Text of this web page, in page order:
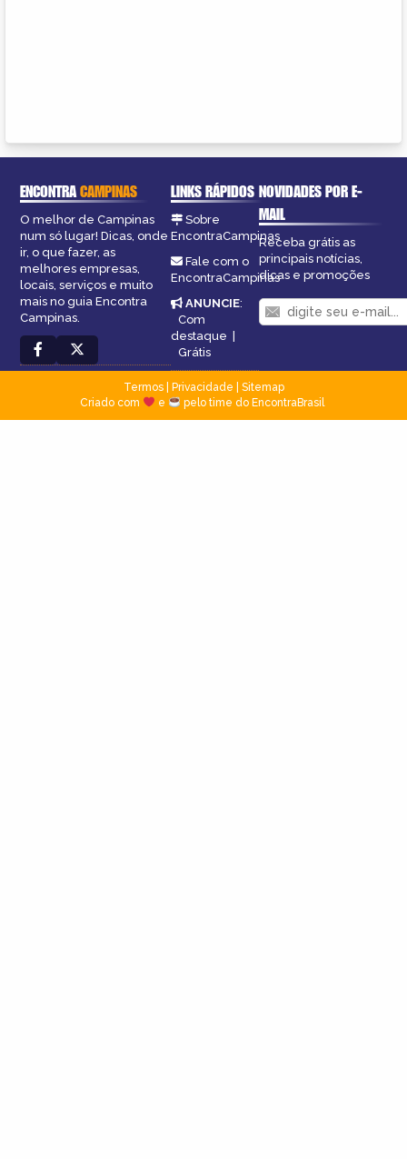
ENCONTRACAMPINAS
O melhor de Campinas
num só lugar! Dicas, onde
ir, o que fazer, as
melhores empresas,
locais, serviços e muito
mais no guia Encontra
Campinas.
LINKS RÁPIDOS
Sobre
EncontraCampinas
Fale com o
EncontraCampinas
ANUNCIE:
Com
destaque |
Grátis
NOVIDADES POR E-
MAIL
Receba grátis as
principais notícias,
dicas e promoções
Termos| Privacidade
Sitemap
Criado com
e pelo time do EncontraBrasil